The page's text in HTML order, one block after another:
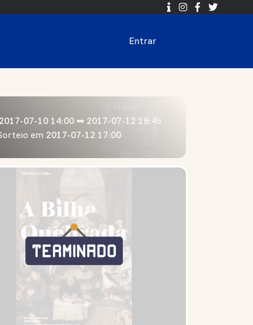
Entrar
07-10 14:00 ➡ 2017-07-12 16:45
em 2017-07-12 17:00